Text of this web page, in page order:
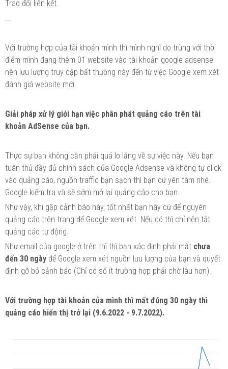
Trao đổi liên kết.
...
Với trường hợp của tài khoản mình thì mình nghĩ do trùng với thời
điểm mình đang thêm 01 website vào tài khoản google adsense
nên lưu lượng truy cập bất thường này đến từ việc Google xem xét
đánh giá website mới.
Giải pháp xử lý giới hạn việc phân phát quảng cáo trên tài
khoản AdSense của bạn.
Thực sự bạn không cần phải quá lo lắng về sự việc này. Nếu bạn
tuân thủ đầy đủ chính sách của Google Adsense và không tự click
vào quảng cáo, nguồn traffic bạn sạch thì bạn cứ yên tâm nhé.
Google kiểm tra và sẽ sớm mở lại quảng cáo cho bạn.
Như vậy, khi gặp cảnh báo này, tốt nhất bạn hãy cứ để nguyên
quảng cáo trên trang để Google xem xét. Nếu có thì chỉ nên tắt
quảng cáo tự động.
Như email của google ở trên thì thì bạn xác định phải mất chưa
đến 30 ngày để Google xem xét nguồn lưu lượng của bạn và quyết
định gỡ bỏ cảnh báo (Chỉ có số ít trường hợp phải chờ lâu hơn).
Với trường hợp tài khoản của mình thì mất đúng 30 ngày thì
quảng cáo hiển thị trở lại (9.6.2022 - 9.7.2022).